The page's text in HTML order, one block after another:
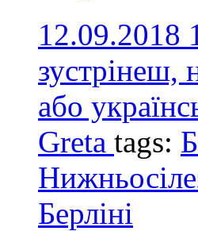
12.09.2018
зустрінеш,
або
Greta tags:
Берліні